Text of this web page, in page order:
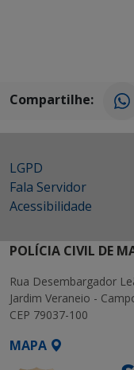
Compartilhe:
LGPD
Fala Servidor
Acessibilidade
POLÍCIA CIVIL DE
Rua Desembargador
Jardim Veraneio -
CEP 79037-100
MAPA